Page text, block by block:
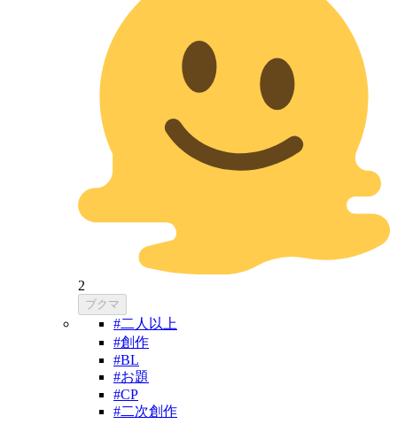
2
ブクマ
#二人以上
#創作
#BL
#お題
#CP
#二次創作